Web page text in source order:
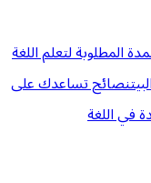
المطلوبة لتعلم اللغة
نصائح تساعدك على
في اللغة